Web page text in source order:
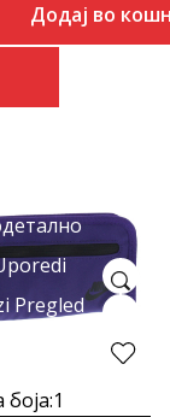
Додај во
Pregled
1